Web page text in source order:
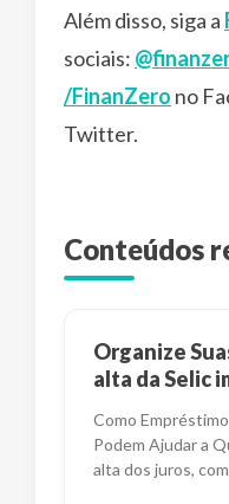
Além disso, siga a
sociais:
/FinanZero no
Twitter.
Conteúdos
Organize
alta da Selic
Como
Podem Ajudar a
alta dos juros,